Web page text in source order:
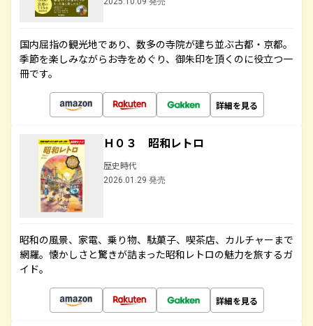
国内屈指の観光地であり、数多の寺院が建ち並ぶ古都・京都。
季節を楽しみながらお寺をめぐり、御朱印を頂くのに役立つ一
冊です。
詳細を見る
Ｈ０３ 昭和レトロ
歴史時代
2026.01.29 発売
昭和の風景、家電、乗り物、駄菓子、喫茶店、カルチャーまで
網羅。懐かしさと驚きが詰まった昭和レトロの魅力を旅するガ
イド。
詳細を見る